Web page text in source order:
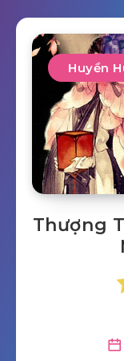
Huyền
Thượng